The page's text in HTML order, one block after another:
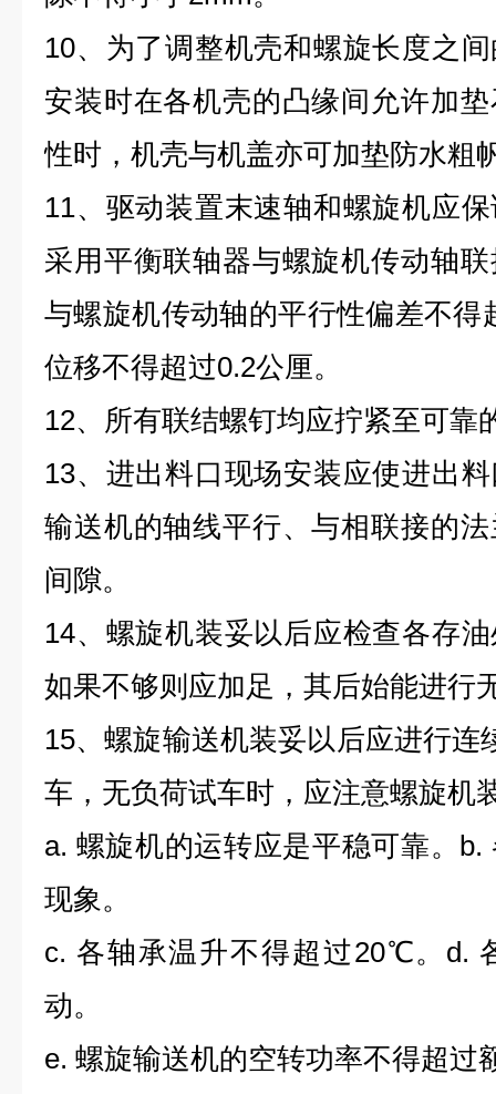
10、为了调整机壳和螺旋长度之
安装时在各机壳的凸缘间允许加
性时，机壳与机盖亦可加垫防水粗
11、驱动装置末速轴和螺旋机应
采用平衡联轴器与螺旋机传动轴
与螺旋机传动轴的平行性偏差不得
位移不得超过0.2公厘。
12、所有联结螺钉均应拧紧至可靠
13、进出料口现场安装应使进出
输送机的轴线平行、与相联接的
间隙。
14、螺旋机装妥以后应检查各存
如果不够则应加足，其后始能进行
15、螺旋输送机装妥以后应进行连
车，无负荷试车时，应注意螺旋机
a. 螺旋机的运转应是平稳可靠。
现象。
c. 各轴承温升不得超过20℃。d.
动。
e. 螺旋输送机的空转功率不得超过